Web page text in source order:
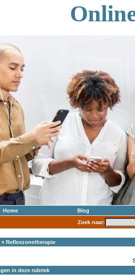
Home
Blog
Zoek naar:
» Reflexzonetherapie
in deze rubriek